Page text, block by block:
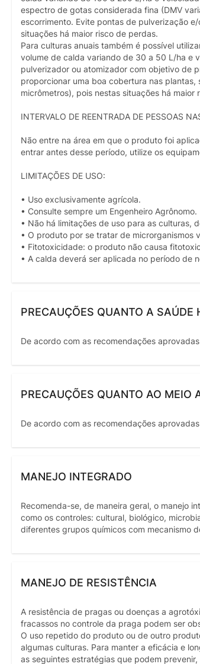
espectro de gotas considerada fina (DMV
escorrimento. Evite pontas de pulverização
situações há maior risco de perdas.
Para culturas anuais também é possível
volume de calda variando de 30 a 50 L/ha e
pulverizador ou atomizador com objetivo de
proporcionar uma boa cobertura nas
micrômetros), pois nestas situações há maior
INTERVALO DE REENTRADA DE PESSOAS
Não entre na área em que o produto foi
entrar antes desse período, utilize os
LIMITAÇÕES DE USO:
• Uso exclusivamente agrícola.
• Consulte sempre um Engenheiro Agrônomo.
• Não há limitações de uso para as culturas,
• O produto por se tratar de microrganismos
• Fitotoxicidade: o produto não causa
• A calda deverá ser aplicada no período de
PRECAUÇÕES QUANTO A SAÚDE
De acordo com as recomendações
PRECAUÇÕES QUANTO AO MEIO
De acordo com as recomendações
MANEJO INTEGRADO
Recomenda-se, de maneira geral, o manejo
como os controles: cultural, biológico,
diferentes grupos químicos com mecanismo
MANEJO DE RESISTÊNCIA
A resistência de pragas ou doenças a
fracassos no controle da praga podem ser
O uso repetido do produto ou de outro
algumas culturas. Para manter a eficácia e
as seguintes estratégias que podem